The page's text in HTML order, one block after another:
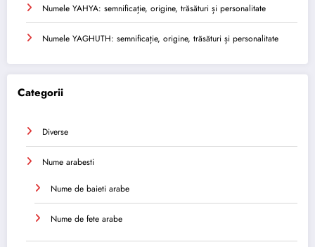
Numele YAHYA: semnificație, origine, trăsături și personalitate
Numele YAGHUTH: semnificație, origine, trăsături și personalitate
Categorii
Diverse
Nume arabesti
Nume de baieti arabe
Nume de fete arabe